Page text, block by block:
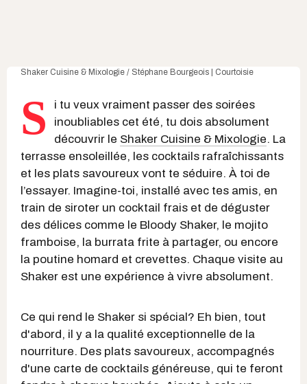
Shaker Cuisine & Mixologie / Stéphane Bourgeois | Courtoisie
S
i tu veux vraiment passer des soirées
inoubliables cet été, tu dois absolument
découvrir le Shaker Cuisine & Mixologie. La
terrasse ensoleillée, les cocktails rafraîchissants
et les plats savoureux vont te séduire. À toi de
l’essayer. Imagine-toi, installé avec tes amis, en
train de siroter un cocktail frais et de déguster
des délices comme le Bloody Shaker, le mojito
framboise, la burrata frite à partager, ou encore
la poutine homard et crevettes. Chaque visite au
Shaker est une expérience à vivre absolument.
Ce qui rend le Shaker si spécial? Eh bien, tout
d'abord, il y a la qualité exceptionnelle de la
nourriture. Des plats savoureux, accompagnés
d'une carte de cocktails généreuse, qui te feront